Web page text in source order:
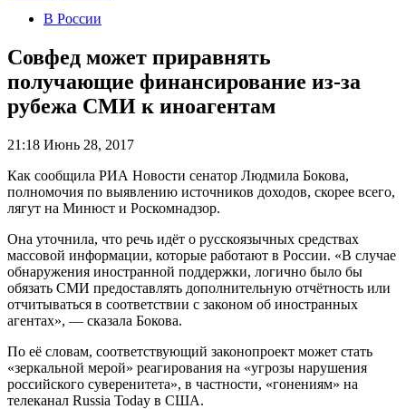
В России
Совфед может приравнять
получающие финансирование из-за
рубежа СМИ к иноагентам
21:18 Июнь 28, 2017
Как сообщила РИА Новости сенатор Людмила Бокова,
полномочия по выявлению источников доходов, скорее всего,
лягут на Минюст и Роскомнадзор.
Она уточнила, что речь идёт о русскоязычных средствах
массовой информации, которые работают в России. «В случае
обнаружения иностранной поддержки, логично было бы
обязать СМИ предоставлять дополнительную отчётность или
отчитываться в соответствии с законом об иностранных
агентах», — сказала Бокова.
По её словам, соответствующий законопроект может стать
«зеркальной мерой» реагирования на «угрозы нарушения
российского суверенитета», в частности, «гонениям» на
телеканал Russia Today в США.